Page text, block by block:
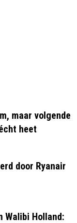
maar volgende
heet
door Ryanair
Walibi Holland: